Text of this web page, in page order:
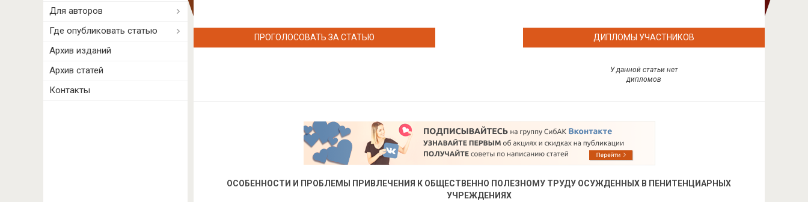
ПРОГОЛОСОВАТЬ ЗА СТАТЬЮ ДИПЛОМЫ УЧАСТНИКОВ
У данной статьи нет
дипломов
ОСОБЕННОСТИ И ПРОБЛЕМЫ ПРИВЛЕЧЕНИЯ К ОБЩЕСТВЕННО ПОЛЕЗНОМУ ТРУДУ ОСУЖДЕННЫХ В ПЕНИТЕНЦИАРНЫХ
УЧРЕЖДЕНИЯХ
Для авторов
Где опубликовать статью
Архив изданий
Архив статей
Контакты